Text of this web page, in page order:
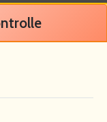
der Live-